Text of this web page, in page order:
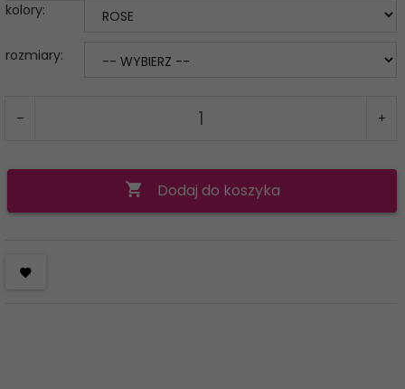
kolory:
rozmiary:
Dodaj do koszyka